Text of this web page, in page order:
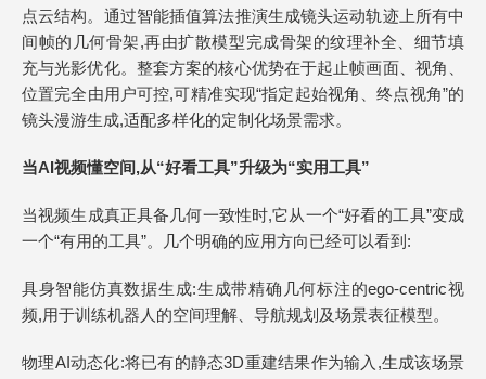
点云结构。通过智能插值算法推演生成镜头运动轨迹上所有中
间帧的几何骨架,再由扩散模型完成骨架的纹理补全、细节填
充与光影优化。整套方案的核心优势在于起止帧画面、视角、
位置完全由用户可控,可精准实现“指定起始视角、终点视角”的
镜头漫游生成,适配多样化的定制化场景需求。
当AI视频懂空间,从“好看工具”升级为“实用工具”
当视频生成真正具备几何一致性时,它从一个“好看的工具”变成
一个“有用的工具”。几个明确的应用方向已经可以看到:
具身智能仿真数据生成:生成带精确几何标注的ego-centric视
频,用于训练机器人的空间理解、导航规划及场景表征模型。
物理AI动态化:将已有的静态3D重建结果作为输入,生成该场景